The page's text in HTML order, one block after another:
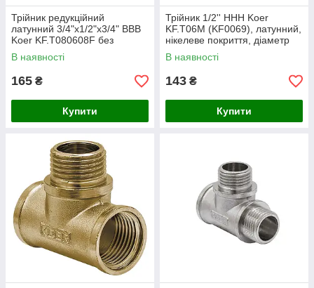
Трійник редукційний
латунний 3/4"х1/2"х3/4" ВВВ
Koer KF.T080608F без
нікелю, різьбове з'єднання,
Чехія
В наявності
165 ₴
Купити
Трійник 1/2'' ННН Koer
KF.T06M (KF0069), латунний,
нікелеве покриття, діаметр
31 мм, номінальний тиск 40
бар
В наявності
143 ₴
Купити